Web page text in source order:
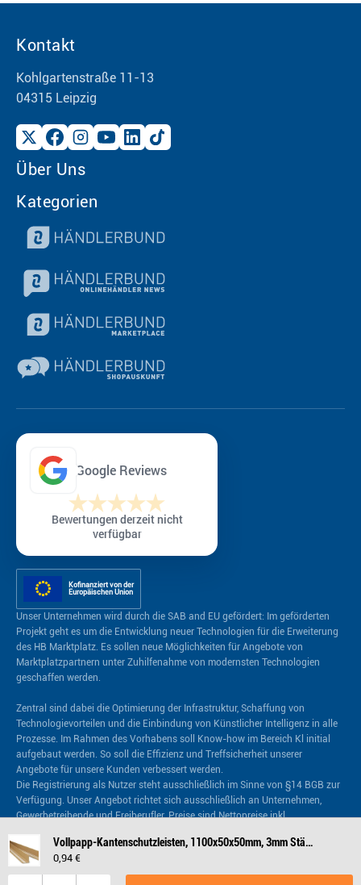
Kontakt
Kohlgartenstraße 11-13
04315 Leipzig
Über Uns
Kategorien
Google Reviews
Bewertungen derzeit nicht
verfügbar
Kofinanziert von der
Europäischen Union
Unser Unternehmen wird durch die SAB and EU gefördert: Im geförderten
Projekt geht es um die Entwicklung neuer Technologien für die Erweiterung
des HB Marktplatz. Es sollen neue Möglichkeiten für Angebote von
Marktplatzpartnern unter Zuhilfenahme von modernsten Technologien
geschaffen werden.
Zentral sind dabei die Optimierung der Infrastruktur, Schaffung von
Technologievorteilen und die Einbindung von Künstlicher Intelligenz in alle
Prozesse. Im Rahmen des Vorhabens soll Know-how im Bereich Kl initial
aufgebaut werden. So soll die Effizienz und Treffsicherheit unserer
Angebote für unsere Kunden verbessert werden.
Die Registrierung als Nutzer steht ausschließlich im Sinne von §14 BGB zur
Verfügung. Unser Angebot richtet sich ausschließlich an Unternehmen,
Gewerbetreibende und Freiberufler. Preise sind Nettopreise inkl.
Vollpapp-Kantenschutzleisten, 1100x50x50mm, 3mm Stärke, braun, selbstklebend
0,94 €